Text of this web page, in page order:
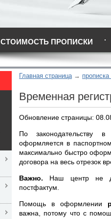
СТОИМОСТЬ ПРОПИСКИ
Главная страница
Временная
Обновление страницы:
По законодательству
оформляется в
максимально быстро
договора на весь отрезок
Важно. Наш центр не
постфактум.
Помощь в оформлении
важна, потому что с